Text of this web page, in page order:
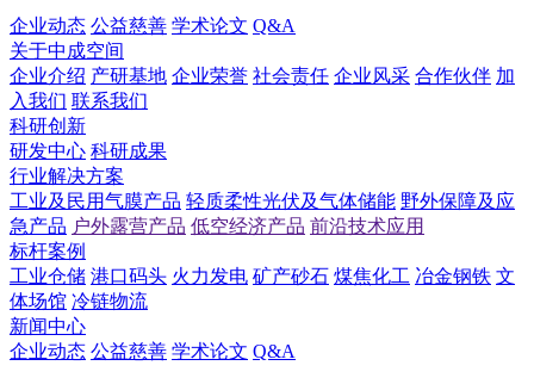
企业动态 公益慈善 学术论文 Q&A
关于中成空间
企业介绍 产研基地 企业荣誉 社会责任 企业风采 合作伙伴 加
入我们 联系我们
科研创新
研发中心 科研成果
行业解决方案
工业及民用气膜产品 轻质柔性光伏及气体储能 野外保障及应
急产品 户外露营产品 低空经济产品 前沿技术应用
标杆案例
工业仓储 港口码头 火力发电 矿产砂石 煤焦化工 冶金钢铁 文
体场馆 冷链物流
新闻中心
企业动态 公益慈善 学术论文 Q&A